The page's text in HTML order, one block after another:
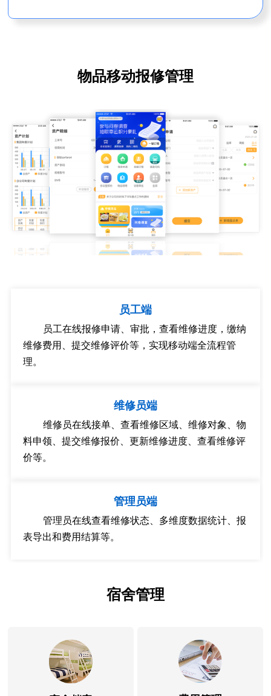
物品移动报修管理
员工端
员工在线报修申请、审批，查看维修进度，缴纳
维修费用、提交维修评价等，实现移动端全流程管
理。
维修员端
维修员在线接单、查看维修区域、维修对象、物
料申领、提交维修报价、更新维修进度、查看维修评
价等。
管理员端
管理员在线查看维修状态、多维度数据统计、报
表导出和费用结算等。
宿舍管理